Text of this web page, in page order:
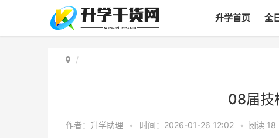
升学首页 全
08届技
作者： 升学助理 • 时间：2026-01-26 12:02 • 阅读 18